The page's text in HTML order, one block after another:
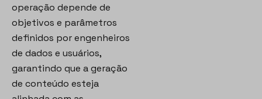
operação depende de
objetivos e parâmetros
definidos por engenheiros
de dados e usuários,
garantindo que a geração
de conteúdo esteja